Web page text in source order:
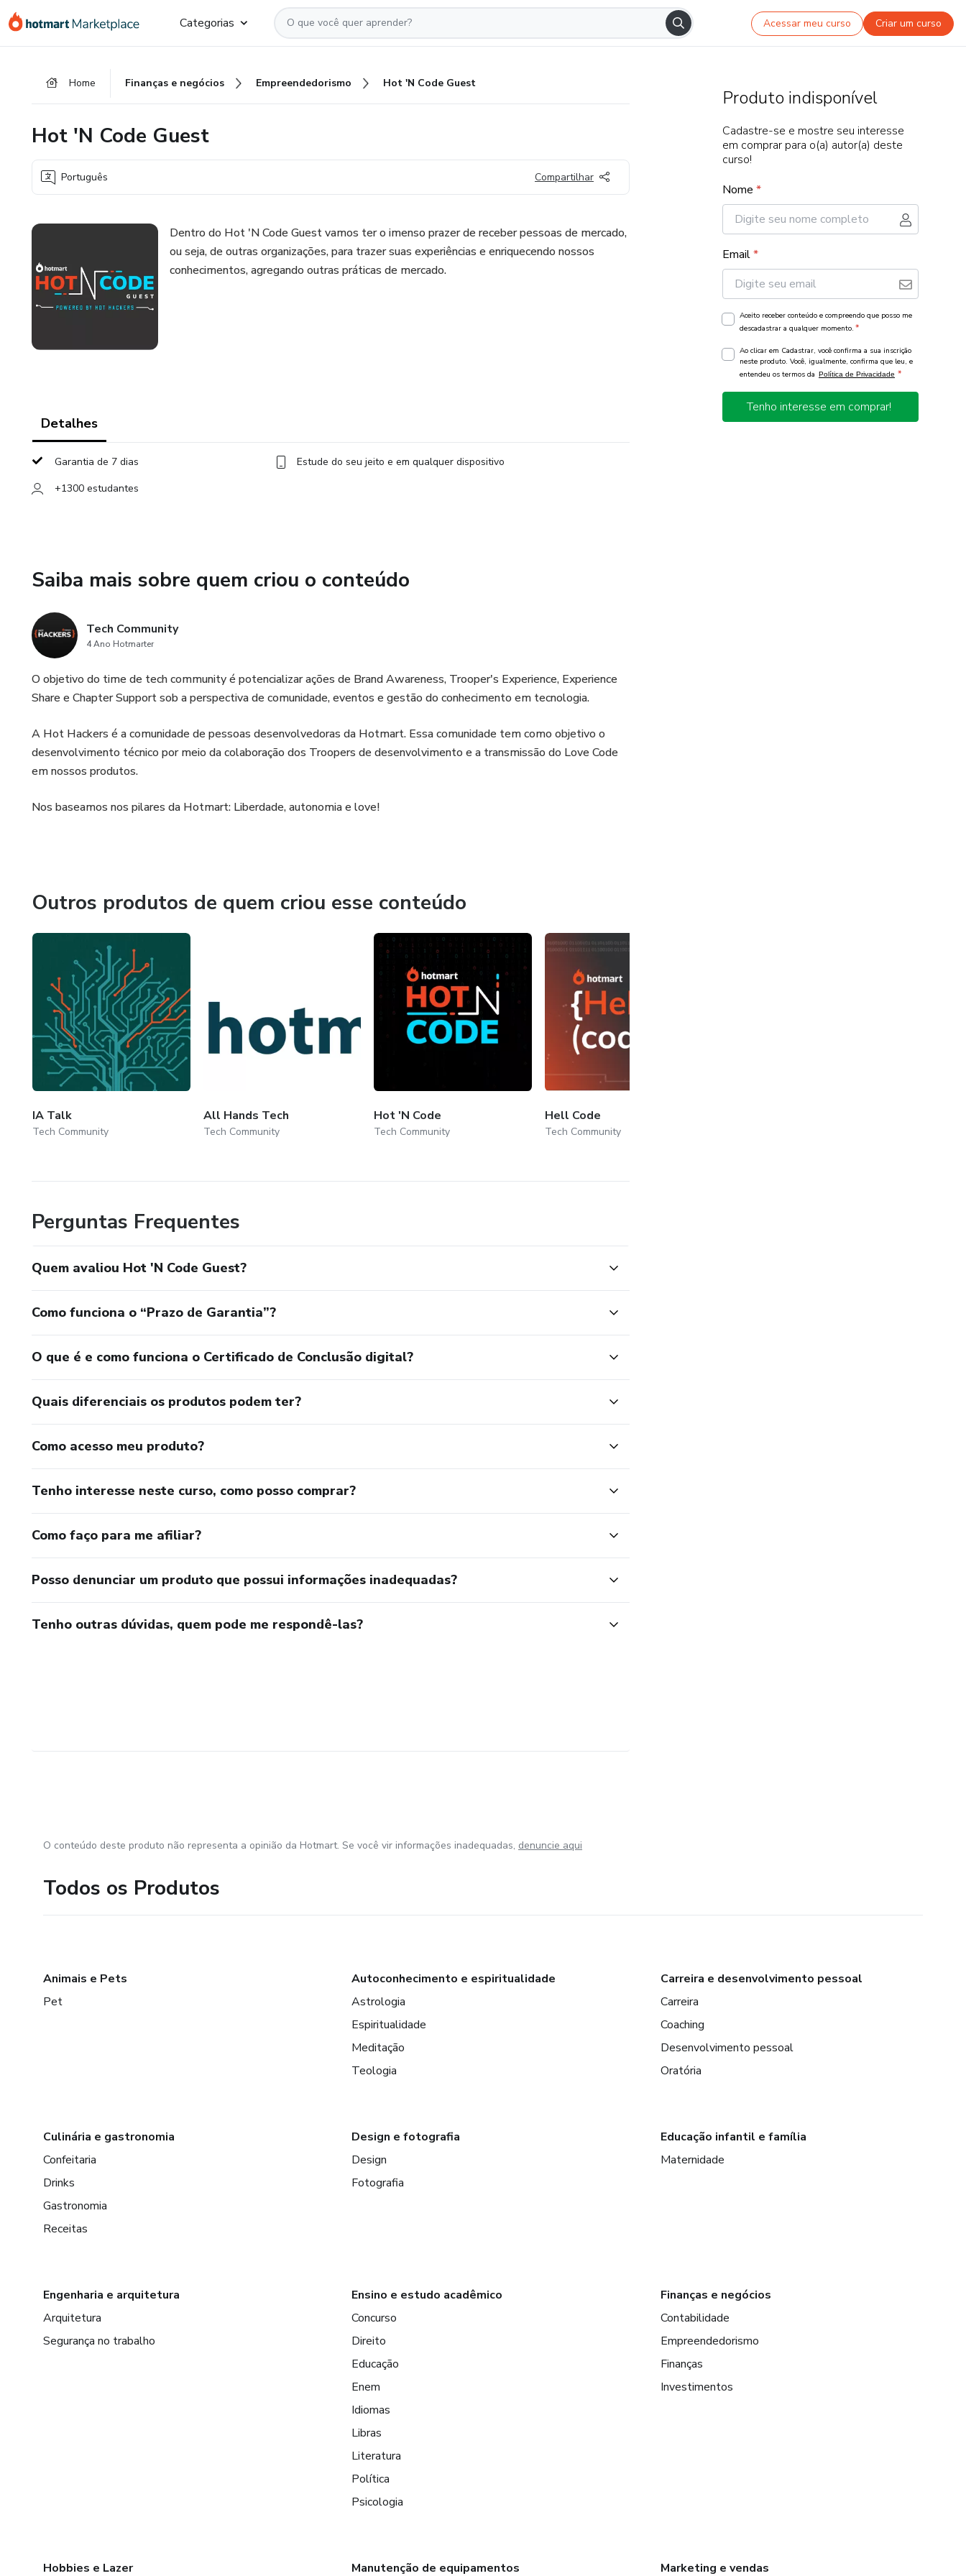
para
para
para
Categorias Acessar meu curso Criar um curso
Home Finanças e negócios Empreendedorismo Hot 'N Code Guest
Hot 'N Code Guest
Português Compartilhar
Dentro do Hot 'N Code Guest vamos ter o imenso prazer de receber pessoas de mercado,
ou seja, de outras organizações, para trazer suas experiências e enriquecendo nossos
conhecimentos, agregando outras práticas de mercado.
Detalhes
Garantia de 7 dias
Estude do seu jeito e em qualquer dispositivo
+1300 estudantes
Saiba mais sobre quem criou o conteúdo
Tech Community
4 Ano Hotmarter
O objetivo do time de tech community é potencializar ações de Brand Awareness, Trooper's Experience, Experience
Share e Chapter Support sob a perspectiva de comunidade, eventos e gestão do conhecimento em tecnologia.
A Hot Hackers é a comunidade de pessoas desenvolvedoras da Hotmart. Essa comunidade tem como objetivo o
desenvolvimento técnico por meio da colaboração dos Troopers de desenvolvimento e a transmissão do Love Code
em nossos produtos.
Nos baseamos nos pilares da Hotmart: Liberdade, autonomia e love!
Outros produtos de quem criou esse conteúdo
IA Talk
Tech Community
All Hands Tech
Tech Community
Hot 'N Code
Tech Community
Hell Code
Tech Community
Perguntas Frequentes
Quem avaliou Hot 'N Code Guest?
Como funciona o “Prazo de Garantia”?
O que é e como funciona o Certificado de Conclusão digital?
Quais diferenciais os produtos podem ter?
Como acesso meu produto?
Tenho interesse neste curso, como posso comprar?
Como faço para me afiliar?
Posso denunciar um produto que possui informações inadequadas?
Tenho outras dúvidas, quem pode me respondê-las?
Produto indisponível
Cadastre-se e mostre seu interesse
em comprar para o(a) autor(a) deste
curso!
Nome *
Email*
Aceito receber conteúdo e compreendo que posso me
descadastrar a qualquer momento. *
Ao clicar em Cadastrar, você confirma a sua inscrição
neste produto. Você, igualmente, confirma que leu, e
entendeu os termos da Política de Privacidade *
Tenho interesse em comprar!
O conteúdo deste produto não representa a opinião da Hotmart. Se você vir informações inadequadas, denuncie aqui
Todos os Produtos
Animais e Pets
Pet
Autoconhecimento e espiritualidade
Astrologia
Espiritualidade
Meditação
Teologia
Carreira e desenvolvimento pessoal
Carreira
Coaching
Desenvolvimento pessoal
Oratória
Culinária e gastronomia
Confeitaria
Drinks
Gastronomia
Receitas
Design e fotografia
Design
Fotografia
Educação infantil e família
Maternidade
Engenharia e arquitetura
Arquitetura
Segurança no trabalho
Ensino e estudo acadêmico
Concurso
Direito
Educação
Enem
Idiomas
Libras
Literatura
Política
Psicologia
Finanças e negócios
Contabilidade
Empreendedorismo
Finanças
Investimentos
Hobbies e Lazer Manutenção de equipamentos Marketing e vendas